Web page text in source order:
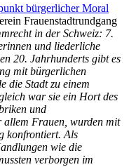
bürgerlicher Moral
Frauenstadtrundgang
in der Schweiz: 7.
und liederliche
20. Jahrhunderts gibt es
mit bürgerlichen
die Stadt zu einem
war sie ein Hort des
und
allem Frauen, wurden mit
konfrontiert. Als
wie die
verborgen im